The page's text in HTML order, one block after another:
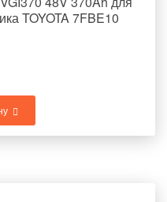
TOYOTA 7FBE10